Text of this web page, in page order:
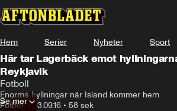
Hem Serier Nyheter Sport
Här tar Lagerbäck emot
Reykjavik
Fotboll
Enorma hyllningar när Island kommer hem
Fotboll•03.09.16 • 58 sek
Se mer